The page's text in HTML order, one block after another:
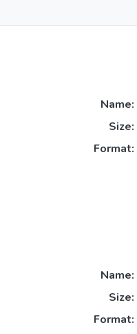
Name:
Size:
Format:
Name:
Size:
Format: